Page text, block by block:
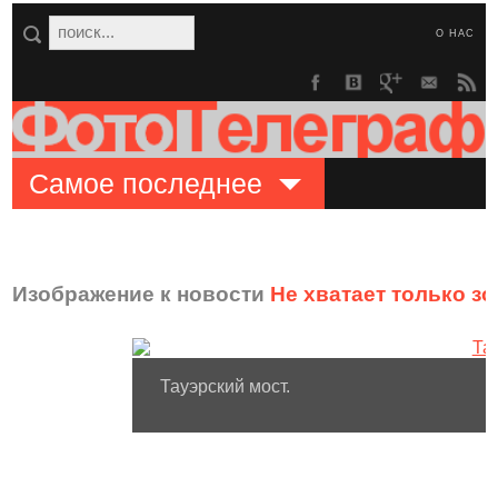
О НАС
Самое последнее
Изображение к новости Не хватает только
Тауэрский мост.